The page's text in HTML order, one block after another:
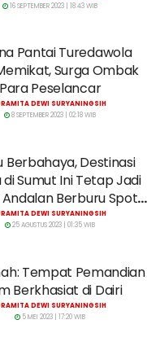
16 SEPTEMBER 2023 | 18:43 WIB
Pantai Turedawola
Surga Ombak
Para Peselancar
DEWI SURYANINGSIH
8 SEPTEMBER 2023 | 02:18 WIB
Berbahaya, Destinasi
Sumut Ini Tetap Jadi
Andalan Berburu Spot
Foto
DEWI SURYANINGSIH
25 AGUSTUS 2023 | 01:35 WIB
Tempat Pemandian
Berkhasiat di Dairi
DEWI SURYANINGSIH
5 MEI 2023 | 17:20 WIB